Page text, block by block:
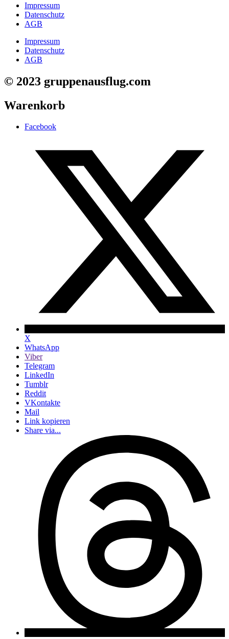
Impressum
Datenschutz
AGB
Impressum
Datenschutz
AGB
© 2023 gruppenausflug.com
Warenkorb
Facebook
X
WhatsApp
Viber
Telegram
LinkedIn
Tumblr
Reddit
VKontakte
Mail
Link kopieren
Share via...